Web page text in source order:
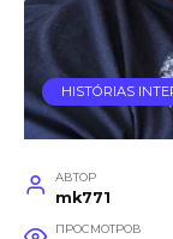
HISTÓRIAS
АВТОР
mk771
ПРОСМОТРОВ